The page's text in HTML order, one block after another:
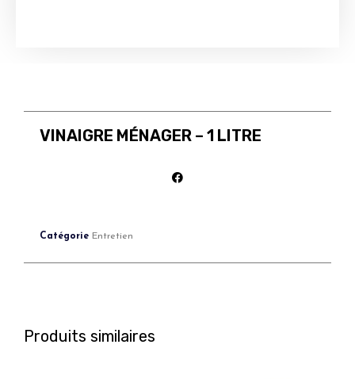
VINAIGRE MÉNAGER – 1 LITRE
Catégorie Entretien
Produits similaires